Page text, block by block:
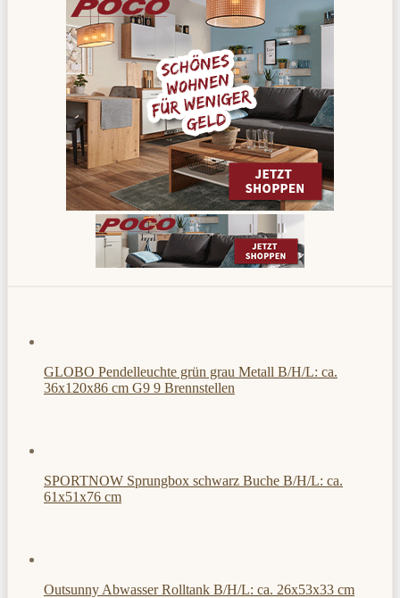
GLOBO Pendelleuchte grün grau Metall B/H/L: ca.
36x120x86 cm G9 9 Brennstellen
SPORTNOW Sprungbox schwarz Buche B/H/L: ca.
61x51x76 cm
Outsunny Abwasser Rolltank B/H/L: ca. 26x53x33 cm